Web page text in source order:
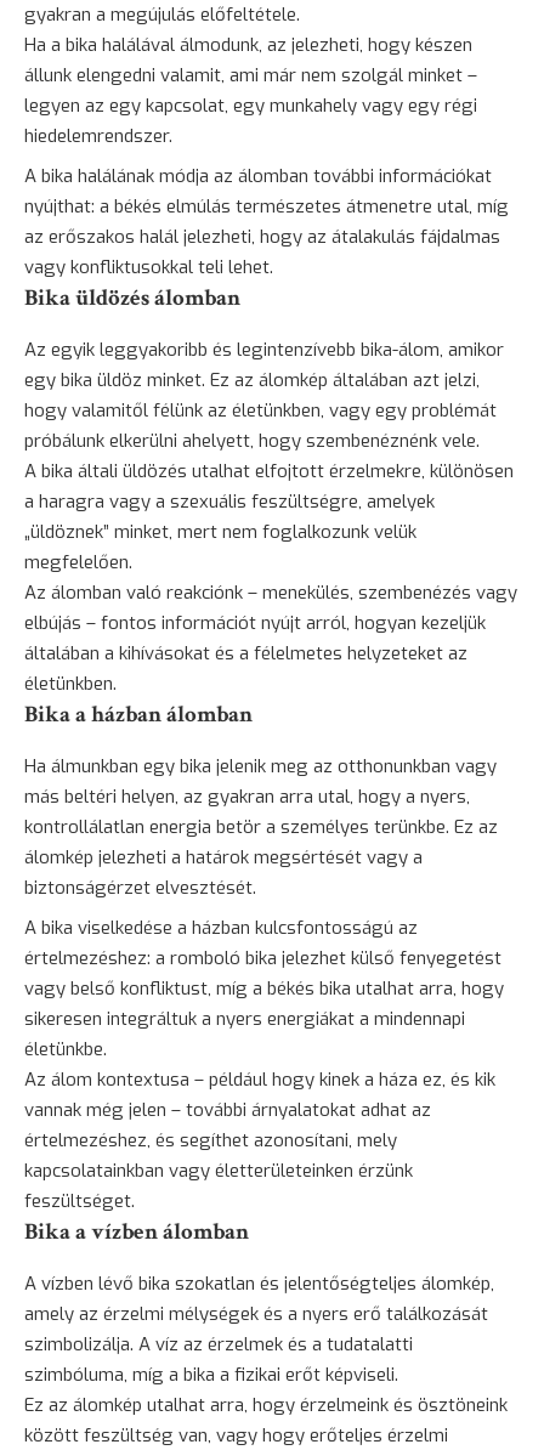
gyakran a megújulás előfeltétele.
Ha a bika halálával álmodunk, az jelezheti, hogy készen
állunk elengedni valamit, ami már nem szolgál minket –
legyen az egy kapcsolat, egy munkahely vagy egy régi
hiedelemrendszer.
A bika halálának módja az álomban további információkat
nyújthat: a békés elmúlás természetes átmenetre utal, míg
az erőszakos halál jelezheti, hogy az átalakulás fájdalmas
vagy konfliktusokkal teli lehet.
Bika üldözés álomban
Az egyik leggyakoribb és legintenzívebb bika-álom, amikor
egy bika üldöz minket. Ez az álomkép általában azt jelzi,
hogy valamitől félünk az életünkben, vagy egy problémát
próbálunk elkerülni ahelyett, hogy szembenéznénk vele.
A bika általi üldözés utalhat elfojtott érzelmekre, különösen
a haragra vagy a szexuális feszültségre, amelyek
„üldöznek” minket, mert nem foglalkozunk velük
megfelelően.
Az álomban való reakciónk – menekülés, szembenézés vagy
elbújás – fontos információt nyújt arról, hogyan kezeljük
általában a kihívásokat és a félelmetes helyzeteket az
életünkben.
Bika a házban álomban
Ha álmunkban egy bika jelenik meg az otthonunkban vagy
más beltéri helyen, az gyakran arra utal, hogy a nyers,
kontrollálatlan energia betör a személyes terünkbe. Ez az
álomkép jelezheti a határok megsértését vagy a
biztonságérzet elvesztését.
A bika viselkedése a házban kulcsfontosságú az
értelmezéshez: a romboló bika jelezhet külső fenyegetést
vagy belső konfliktust, míg a békés bika utalhat arra, hogy
sikeresen integráltuk a nyers energiákat a mindennapi
életünkbe.
Az álom kontextusa – például hogy kinek a háza ez, és kik
vannak még jelen – további árnyalatokat adhat az
értelmezéshez, és segíthet azonosítani, mely
kapcsolatainkban vagy életterületeinken érzünk
feszültséget.
Bika a vízben álomban
A vízben lévő bika szokatlan és jelentőségteljes álomkép,
amely az érzelmi mélységek és a nyers erő találkozását
szimbolizálja. A víz az érzelmek és a tudatalatti
szimbóluma, míg a bika a fizikai erőt képviseli.
Ez az álomkép utalhat arra, hogy érzelmeink és ösztöneink
között feszültség van, vagy hogy erőteljes érzelmi